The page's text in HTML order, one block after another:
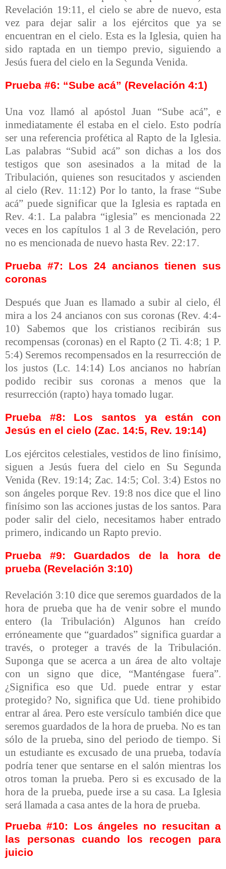
Revelación 19:11, el cielo se abre de nuevo, esta
vez para dejar salir a los ejércitos que ya se
encuentran en el cielo. Esta es la Iglesia, quien ha
sido raptada en un tiempo previo, siguiendo a
Jesús fuera del cielo en la Segunda Venida.
Prueba #6: “Sube acá” (Revelación 4:1)
Una voz llamó al apóstol Juan “Sube acá”, e
inmediatamente él estaba en el cielo. Esto podría
ser una referencia profética al Rapto de la Iglesia.
Las palabras “Subid acá” son dichas a los dos
testigos que son asesinados a la mitad de la
Tribulación, quienes son resucitados y ascienden
al cielo (Rev. 11:12) Por lo tanto, la frase “Sube
acá” puede significar que la Iglesia es raptada en
Rev. 4:1. La palabra “iglesia” es mencionada 22
veces en los capítulos 1 al 3 de Revelación, pero
no es mencionada de nuevo hasta Rev. 22:17.
Prueba #7: Los 24 ancianos tienen sus
coronas
Después que Juan es llamado a subir al cielo, él
mira a los 24 ancianos con sus coronas (Rev. 4:4-
10) Sabemos que los cristianos recibirán sus
recompensas (coronas) en el Rapto (2 Ti. 4:8; 1 P.
5:4) Seremos recompensados en la resurrección de
los justos (Lc. 14:14) Los ancianos no habrían
podido recibir sus coronas a menos que la
resurrección (rapto) haya tomado lugar.
Prueba #8: Los santos ya están con
Jesús en el cielo (Zac. 14:5, Rev. 19:14)
Los ejércitos celestiales, vestidos de lino finísimo,
siguen a Jesús fuera del cielo en Su Segunda
Venida (Rev. 19:14; Zac. 14:5; Col. 3:4) Estos no
son ángeles porque Rev. 19:8 nos dice que el lino
finísimo son las acciones justas de los santos. Para
poder salir del cielo, necesitamos haber entrado
primero, indicando un Rapto previo.
Prueba #9: Guardados de la hora de
prueba (Revelación 3:10)
Revelación 3:10 dice que seremos guardados de la
hora de prueba que ha de venir sobre el mundo
entero (la Tribulación) Algunos han creído
erróneamente que “guardados” significa guardar a
través, o proteger a través de la Tribulación.
Suponga que se acerca a un área de alto voltaje
con un signo que dice, “Manténgase fuera”.
¿Significa eso que Ud. puede entrar y estar
protegido? No, significa que Ud. tiene prohibido
entrar al área. Pero este versículo también dice que
seremos guardados de la hora de prueba. No es tan
sólo de la prueba, sino del periodo de tiempo. Si
un estudiante es excusado de una prueba, todavía
podría tener que sentarse en el salón mientras los
otros toman la prueba. Pero si es excusado de la
hora de la prueba, puede irse a su casa. La Iglesia
será llamada a casa antes de la hora de prueba.
Prueba #10: Los ángeles no resucitan a
las personas cuando los recogen para
juicio